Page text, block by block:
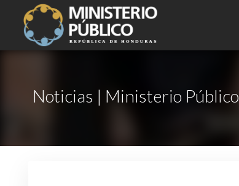
Noticias | Ministerio Público